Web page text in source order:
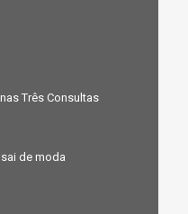
Três Consultas
de moda